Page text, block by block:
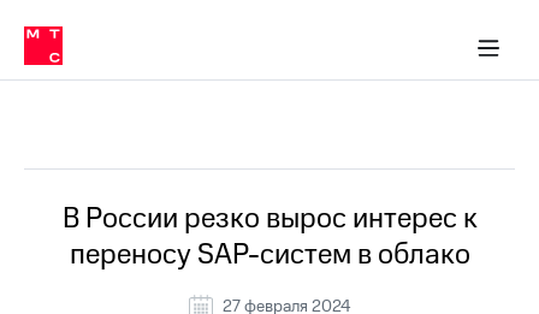
Медиа-центр
и акционерам
Устойчивое развитие
Комплаенс и деловая этика
компании
Карьера
История
компании
Руководство
в МТС
Пресс-
релизы
о технологиях
В России резко вырос интерес к
переносу SAP-систем в облако
27 февраля 2024